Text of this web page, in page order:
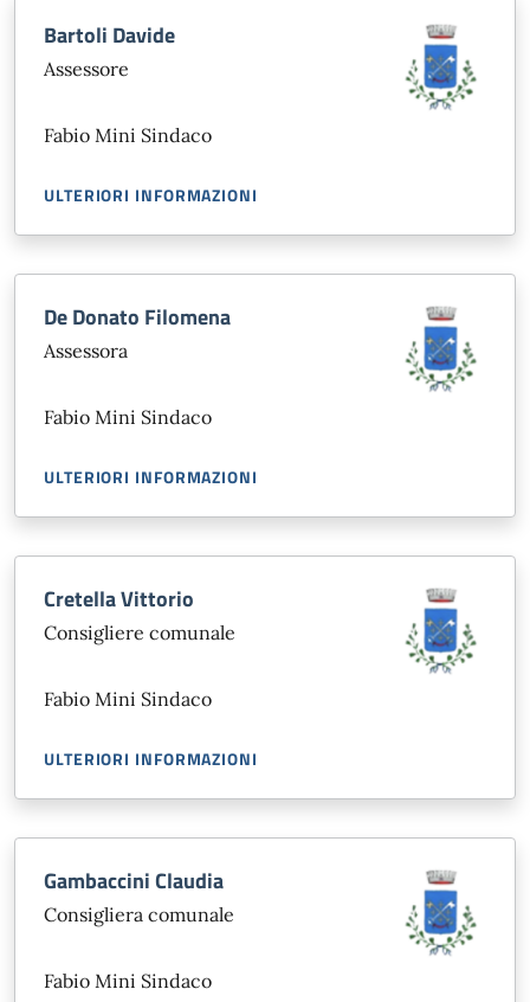
Bartoli Davide
Assessore
Fabio Mini Sindaco
ULTERIORI INFORMAZIONI
De Donato Filomena
Assessora
Fabio Mini Sindaco
ULTERIORI INFORMAZIONI
Cretella Vittorio
Consigliere comunale
Fabio Mini Sindaco
ULTERIORI INFORMAZIONI
Gambaccini Claudia
Consigliera comunale
Fabio Mini Sindaco